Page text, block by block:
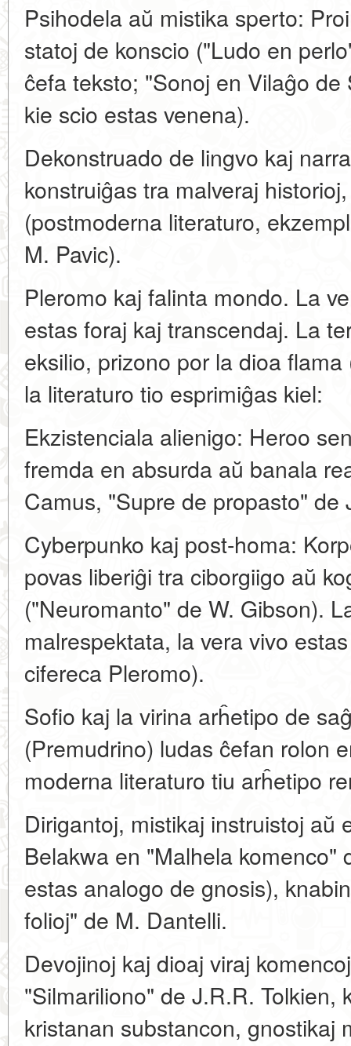
Psihodela aŭ mistika sperto:
statoj de konscio ("Ludo en
ĉefa teksto; "Sonoj en Vilaĝo
kie scio estas venena).
Dekonstruado de lingvo kaj
konstruiĝas tra malveraj
(postmoderna literaturo,
M. Pavic).
Pleromo kaj falinta mondo. La
estas foraj kaj transcendaj. La
eksilio, prizono por la dioa
la literaturo tio esprimiĝas kiel:
Ekzistenciala alienigo: Heroo
fremda en absurda aŭ banala
Camus, "Supre de propasto" de
Cyberpunko kaj post-homa:
povas liberiĝi tra ciborgiigo aŭ
("Neuromanto" de W. Gibson).
malrespektata, la vera vivo
cifereca Pleromo).
Sofio kaj la virina arĥetipo de
(Premudrino) ludas ĉefan rolon
moderna literaturo tiu arĥetipo
Dirigantoj, mistikaj instruistoj aŭ
Belakwa en "Malhela komenco"
estas analogo de gnosis),
folioj" de M. Dantelli.
Devojinoj kaj dioaj viraj
"Silmariliono" de J.R.R. Tolkien,
kristanan substancon, gnostikaj